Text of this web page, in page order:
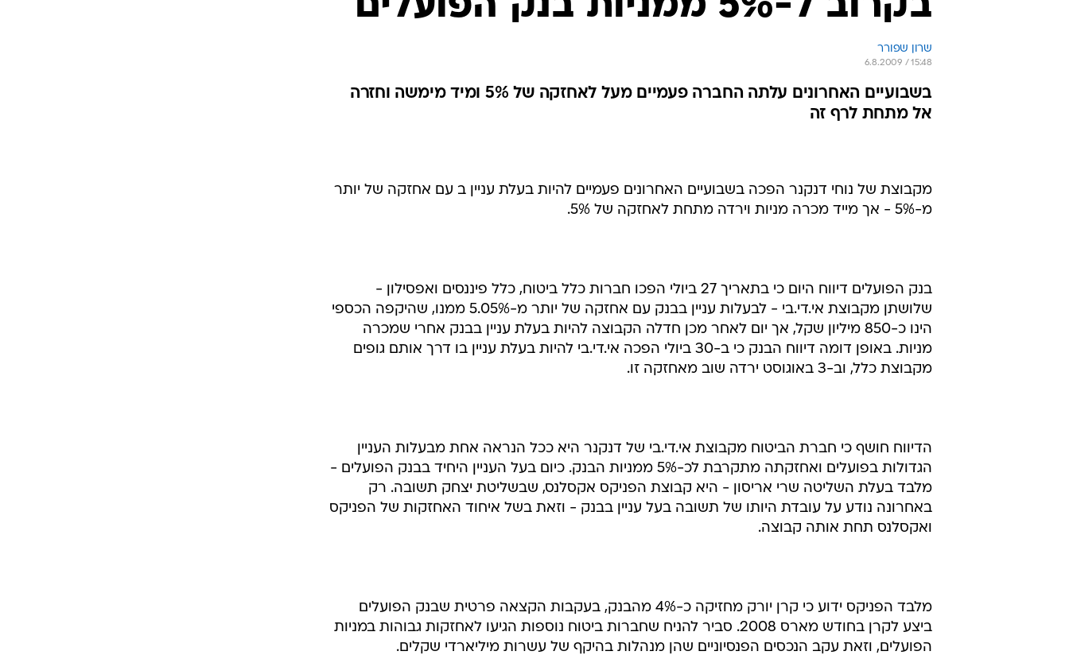
שרון שפורר
6.8.2009 / 15:48
בשבועיים האחרונים עלתה החברה פעמיים מעל לאחזקה של 5% ומיד מימשה וחזרה
אל מתחת לרף זה
מקבוצת של נוחי דנקנר הפכה בשבועיים האחרונים פעמיים להיות בעלת עניין ב עם אחזקה של יותר
מ-5% - אך מייד מכרה מניות וירדה מתחת לאחזקה של 5%.
בנק הפועלים דיווח היום כי בתאריך 27 ביולי הפכו חברות כלל ביטוח, כלל פיננסים ואפסילון -
שלושתן מקבוצת אי.די.בי - לבעלות עניין בבנק עם אחזקה של יותר מ-5.05% ממנו, שהיקפה הכספי
הינו כ-850 מיליון שקל, אך יום לאחר מכן חדלה הקבוצה להיות בעלת עניין בבנק אחרי שמכרה
מניות. באופן דומה דיווח הבנק כי ב-30 ביולי הפכה אי.די.בי להיות בעלת עניין בו דרך אותם גופים
מקבוצת כלל, וב-3 באוגוסט ירדה שוב מאחזקה זו.
הדיווח חושף כי חברת הביטוח מקבוצת אי.די.בי של דנקנר היא ככל הנראה אחת מבעלות העניין
הגדולות בפועלים ואחזקתה מתקרבת לכ-5% ממניות הבנק. כיום בעל העניין היחיד בבנק הפועלים -
מלבד בעלת השליטה שרי אריסון - היא קבוצת הפניקס אקסלנס, שבשליטת יצחק תשובה. רק
באחרונה נודע על עובדת היותו של תשובה בעל עניין בבנק - וזאת בשל איחוד האחזקות של הפניקס
ואקסלנס תחת אותה קבוצה.
מלבד הפניקס ידוע כי קרן יורק מחזיקה כ-4% מהבנק, בעקבות הקצאה פרטית שבנק הפועלים
ביצע לקרן בחודש מארס 2008. סביר להניח שחברות ביטוח נוספות הגיעו לאחזקות גבוהות במניות
הפועלים, וזאת עקב הנכסים הפנסיוניים שהן מנהלות בהיקף של עשרות מיליארדי שקלים.